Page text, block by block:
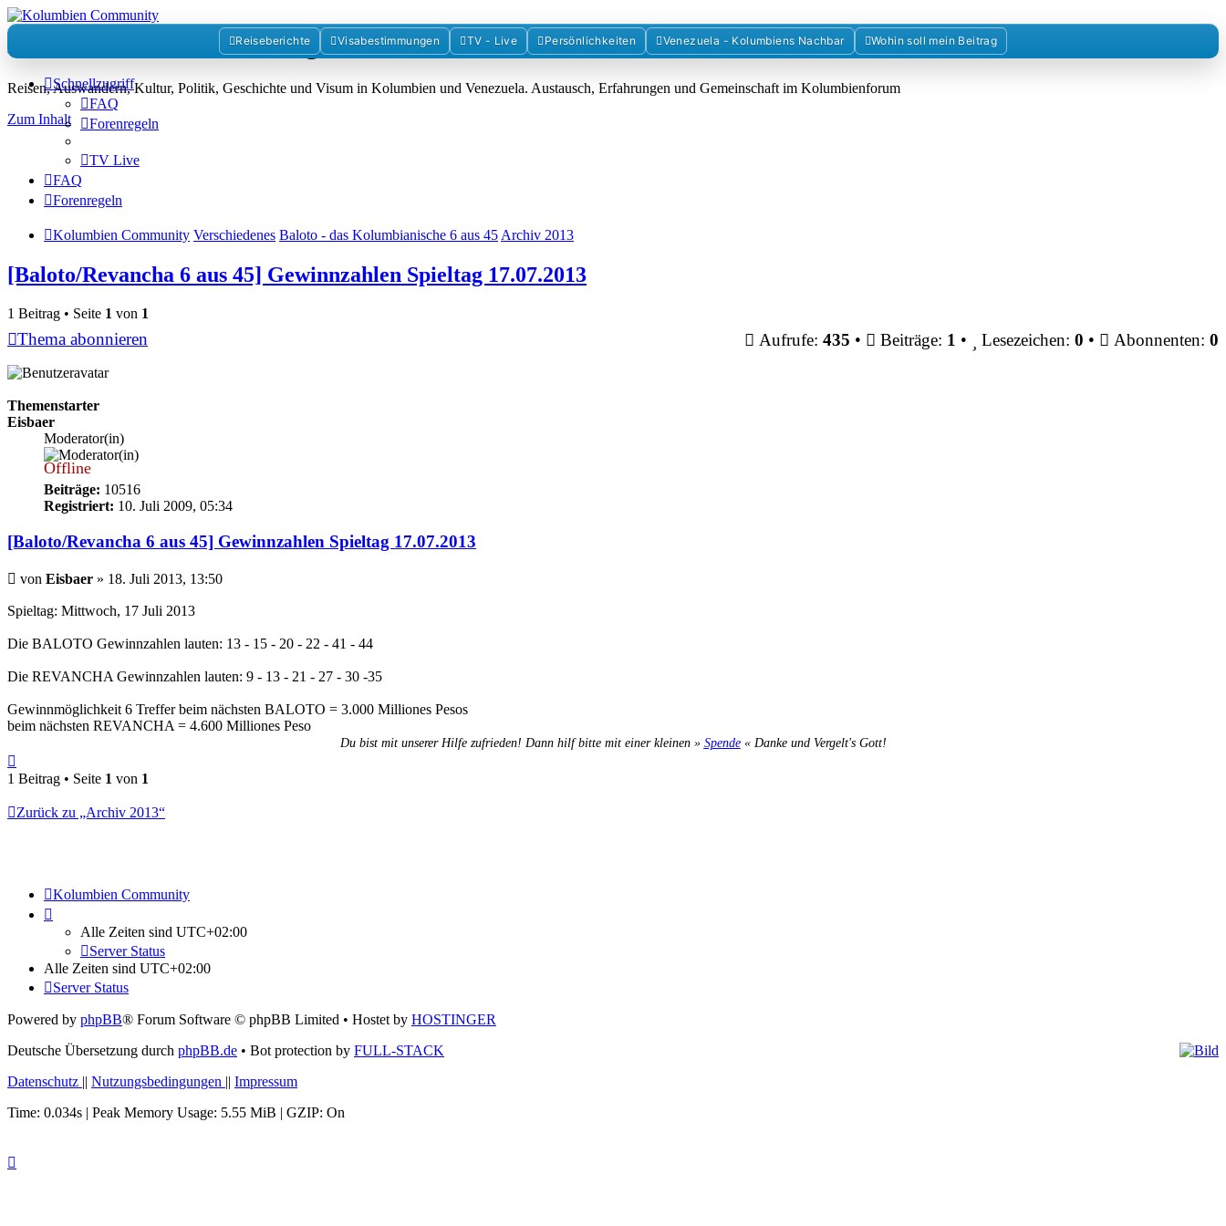
Kolumbienforum - Das grosse Forum der Freunde Kolumbiens
Reisen, Auswandern, Kultur, Politik, Geschichte und Visum in Kolumbien und Venezuela. Austausch, Erfahrungen und Gemeinschaft im Kolumbienforum
Zum Inhalt
Reiseberichte Visabestimmungen TV - Live Persönlichkeiten Venezuela - Kolumbiens Nachbar Wohin soll mein Beitrag
Schnellzugriff
FAQ
Forenregeln
TV Live
FAQ
Forenregeln
Kolumbien Community Verschiedenes Baloto - das Kolumbianische 6 aus 45 Archiv 2013
[Baloto/Revancha 6 aus 45] Gewinnzahlen Spieltag 17.07.2013
1 Beitrag • Seite 1 von 1
Thema abonnieren Aufrufe: 435 • Beiträge: 1 • Lesezeichen: 0 • Abonnenten: 0
Themenstarter
Eisbaer
Moderator(in)
Offline
Beiträge: 10516
Registriert: 10. Juli 2009, 05:34
[Baloto/Revancha 6 aus 45] Gewinnzahlen Spieltag 17.07.2013
Beitrag
von Eisbaer » 18. Juli 2013, 13:50
Spieltag: Mittwoch, 17 Juli 2013
Die BALOTO Gewinnzahlen lauten: 13 - 15 - 20 - 22 - 41 - 44
Die REVANCHA Gewinnzahlen lauten: 9 - 13 - 21 - 27 - 30 -35
Gewinnmöglichkeit 6 Treffer beim nächsten BALOTO = 3.000 Milliones Pesos
beim nächsten REVANCHA = 4.600 Milliones Peso
Du bist mit unserer Hilfe zufrieden! Dann hilf bitte mit einer kleinen » Spende« Danke und Vergelt's Gott!
oben
1 Beitrag • Seite 1 von 1
Zurück zu „Archiv 2013“
Kolumbien Community
Alle Zeiten sind UTC+02:00
Server Status
Alle Zeiten sind UTC+02:00
Server Status
Powered by phpBB® Forum Software © phpBB Limited • Hostet by HOSTINGER
Deutsche Übersetzung durch phpBB.de • Bot protection by FULL-STACK
Datenschutz || Nutzungsbedingungen || Impressum
Time: 0.034s | Peak Memory Usage: 5.55 MiB | GZIP: On